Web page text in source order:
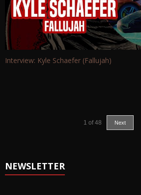
Interview: Kyle Schaefer (Fallujah)
1 of 48 Next
NEWSLETTER